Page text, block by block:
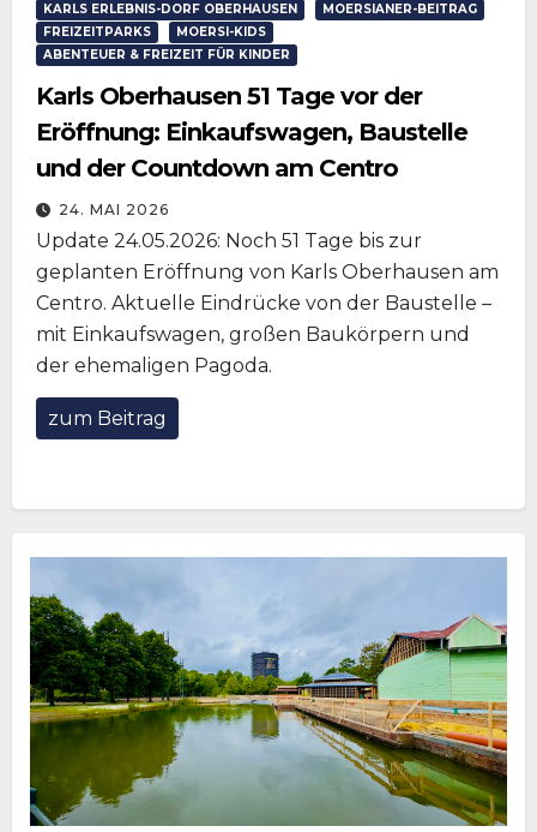
KARLS ERLEBNIS-DORF OBERHAUSEN
MOERSIANER-BEITRAG
FREIZEITPARKS
MOERSI-KIDS
ABENTEUER & FREIZEIT FÜR KINDER
Karls Oberhausen 51 Tage vor der
Eröffnung: Einkaufswagen, Baustelle
und der Countdown am Centro
24. MAI 2026
Update 24.05.2026: Noch 51 Tage bis zur
geplanten Eröffnung von Karls Oberhausen am
Centro. Aktuelle Eindrücke von der Baustelle –
mit Einkaufswagen, großen Baukörpern und
der ehemaligen Pagoda.
zum Beitrag